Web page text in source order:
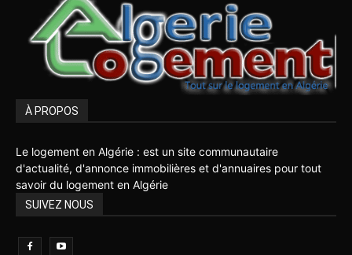
À PROPOS
Le logement en Algérie : est un site communautaire
d'actualité, d'annonce immobilières et d'annuaires pour tout
savoir du logement en Algérie
SUIVEZ NOUS